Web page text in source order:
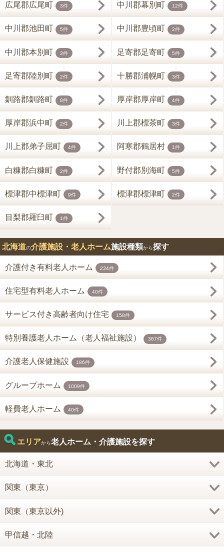
広尾郡広尾町 3件 中川郡幕別町 12件
中川郡池田町 5件 中川郡豊頃町 2件
中川郡本別町 3件 足寄郡足寄町 5件
足寄郡陸別町 2件 十勝郡浦幌町 3件
釧路郡釧路町 8件 厚岸郡厚岸町 4件
厚岸郡浜中町 2件 川上郡標茶町 3件
川上郡弟子屈町 4件 阿寒郡鶴居村 1件
白糠郡白糠町 2件 野付郡別海町 5件
標津郡中標津町 9件 標津郡標津町 2件
目梨郡羅臼町 1件
北海道の介護施設・老人ホーム施設種類から探す
介護付き有料老人ホーム 234件
住宅型有料老人ホーム 40件
サービス付き高齢者向け住宅 158件
特別養護老人ホーム（老人福祉施設） 367件
介護老人保健施設 186件
グループホーム 1009件
軽費老人ホーム 40件
エリアから老人ホーム・介護施設を探す
北海道・東北
関東（東京）
関東（東京以外)
甲信越・北陸